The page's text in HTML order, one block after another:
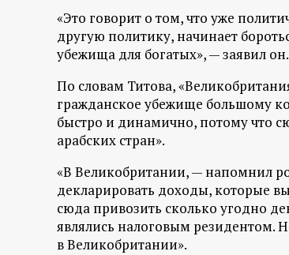
а
л
«Это говорит о том, что уже
другую политику, начинает
убежища для богатых», — заявил он.
По словам Титова,
гражданское убежище большому
быстро и динамично, потому что
арабских стран».
«В Великобритании, — напомнил
декларировать доходы, которые
сюда привозить сколько угодно
являлись налоговым резидентом.
в Великобритании».